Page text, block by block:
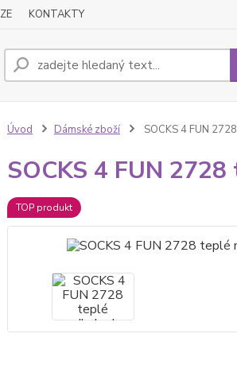
KONTAKTY
Úvod Dámské zboží SOCKS 4 FUN
SOCKS 4 FUN
TOP produkt